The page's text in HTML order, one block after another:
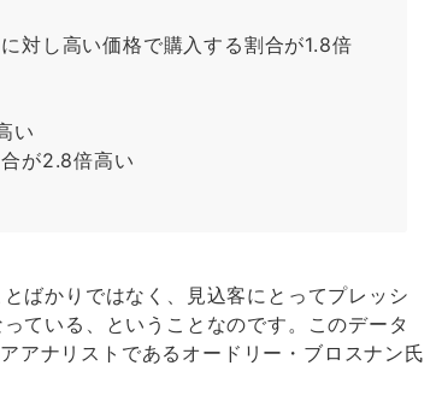
対し高い価格で購入する割合が1.8倍
い
が2.8倍高い
ばかりではなく、見込客にとってプレッシ
ている、ということなのです。このデータ
アナリストであるオードリー・ブロスナン氏